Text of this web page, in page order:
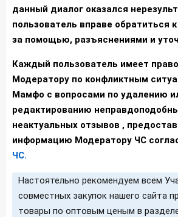
данный диалог оказался
пользователь вправе обратиться
за помощью, разъяснениями и
Каждый пользователь имеет
Модератору по конфликтным
Мамфо с вопросами по удалению
редактированию
неактуальных отзывов ,
информацию Модератору ЧС
ЧС.
Настоятельно рекомендуем всем
совместных закупок нашего сайта
товары по оптовым ценым в